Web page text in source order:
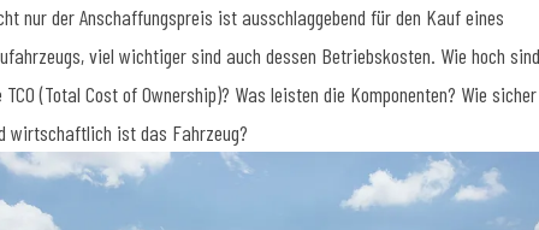
nur der Anschaffungspreis ist ausschlaggebend für den Kauf eines
viel wichtiger sind auch dessen Betriebskosten. Wie hoch sind
TCO (Total Cost of Ownership)? Was leisten die Komponenten? Wie sicher
wirtschaftlich ist das Fahrzeug?